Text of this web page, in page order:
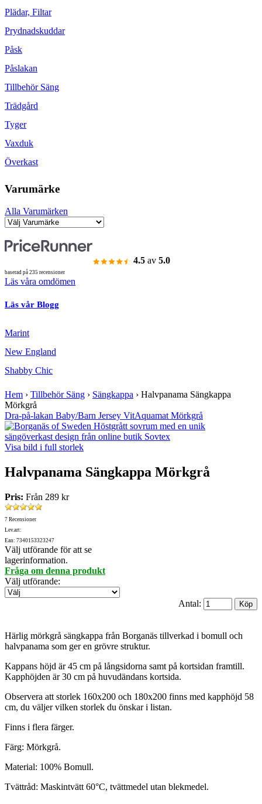
Plädar, Filtar
Prydnadskuddar
Påsk
Påslakan
Tillbehör Säng
Trädgård
Tyger
Vaxduk
Överkast
Varumärke
Alla Varumärken
4.5 av 5.0
baserad på 235 recensioner
Läs våra omdömen
Läs vår Blogg
Marint
New England
Shabby Chic
Hem › Tillbehör Säng › Sängkappa › Halvpanama Sängkappa
Mörkgrå
Dra-på-lakan Baby/Barn Jersey VitAquamat Mörkgrå
Visa bild i full storlek
Halvpanama Sängkappa Mörkgrå
Pris: Från 289 kr
7 Recensioner
Lev.art:
Ean: 7340153323247
Välj utförande för att se
lagerinformation.
Fråga om denna produkt
Välj utförande:
Antal:
Härlig mörkgrå sängkappa från Borganäs tillverkad i bomull och
halvpanama som ger en grövre struktur.
Kappans höjd är 45 cm på långsidorna samt på kortsidan framtill.
Kapphöjden är 30 cm på huvudändans kortsida.
Observera att storlek 160x200 och 180x200 finns med kapphöjd 58
cm, du väljer vilken storlek du önskar i listan.
Finns i flera färger.
Färg: Mörkgrå.
Material: 100% Bomull.
Tvättråd: Maskintvätt 60°C, tvättmedel utan blekmedel.